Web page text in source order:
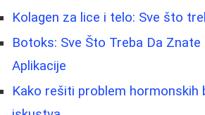
Kolagen za lice i telo: Sve što
Botoks: Sve Što Treba Da Znate
Aplikacije
Kako rešiti problem hormonskih